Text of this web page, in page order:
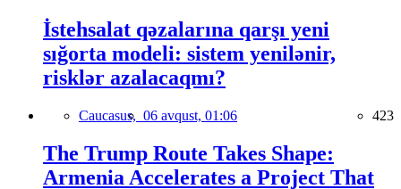
İstehsalat qəzalarına qarşı yeni
sığorta modeli: sistem yenilənir,
risklər azalacaqmı?
Caucasus, 06 avqust, 01:06 423
The Trump Route Takes Shape:
Armenia Accelerates a Project That